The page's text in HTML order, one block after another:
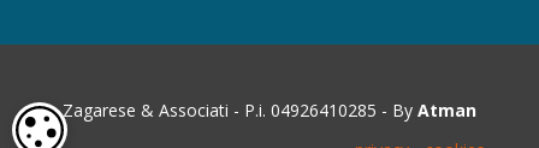
Zagarese & Associati - P.i. 04926410285 - By Atman